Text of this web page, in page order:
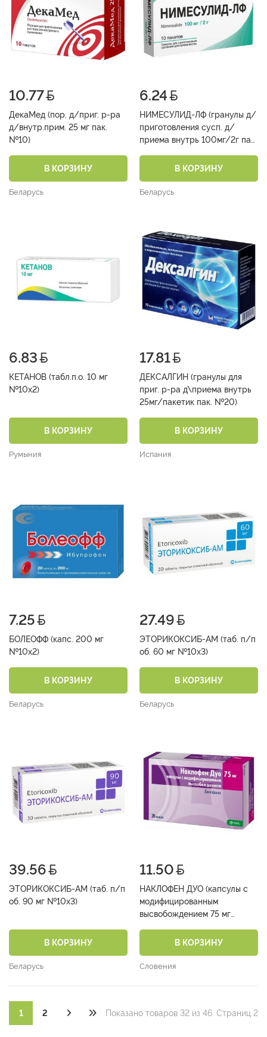
10.77
ДекаМед (пор. д/приг. р-ра
д/внутр.прим. 25 мг пак.
№10)
В КОРЗИНУ
Беларусь
6.24
НИМЕСУЛИД-ЛФ (гранулы д/
приготовления сусп. д/
приема внутрь 100мг/2г пак.
В КОРЗИНУ
Беларусь
6.83
КЕТАНОВ (табл.п.о. 10 мг
№10х2)
В КОРЗИНУ
Румыния
17.81
ДЕКСАЛГИН (гранулы для
приг. р-ра д\приема внутрь
25мг/пакетик пак. №20)
В КОРЗИНУ
Испания
7.25
БОЛЕОФФ (капс. 200 мг
№10х2)
В КОРЗИНУ
Беларусь
27.49
ЭТОРИКОКСИБ-АМ (таб. п/п
об. 60 мг №10х3)
В КОРЗИНУ
Беларусь
39.56
ЭТОРИКОКСИБ-АМ (таб. п/п
об. 90 мг №10х3)
В КОРЗИНУ
Беларусь
11.50
НАКЛОФЕН ДУО (капсулы с
модифицированным
высвобождением 75 мг
В КОРЗИНУ
Словения
1 2 Показано товаров 32 из 46. Страниц 2